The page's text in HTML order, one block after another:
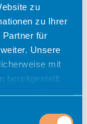
zu
zu Ihrer
Partner für
Unsere
mit
bereitgestellt
Es
Daten an
und